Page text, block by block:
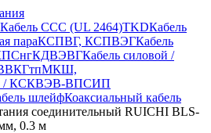
Кабель CCC (UL 2464)TKDКабель
параКСПВГ, КСПВЭГКабель
КДВЭВГКабель силовой /
КГтпМКШ,
КСКВЭВ-ВПСИП
шлейфКоаксиальный кабель
соединительный RUICHI BLS-
0.3 м